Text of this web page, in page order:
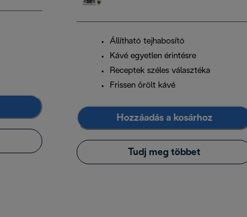
Állítható tejhabosító
Kávé egyetlen érintésre
Receptek széles választéka
Frissen őrölt kávé
Hozzáadás a kosárhoz
Tudj meg többet